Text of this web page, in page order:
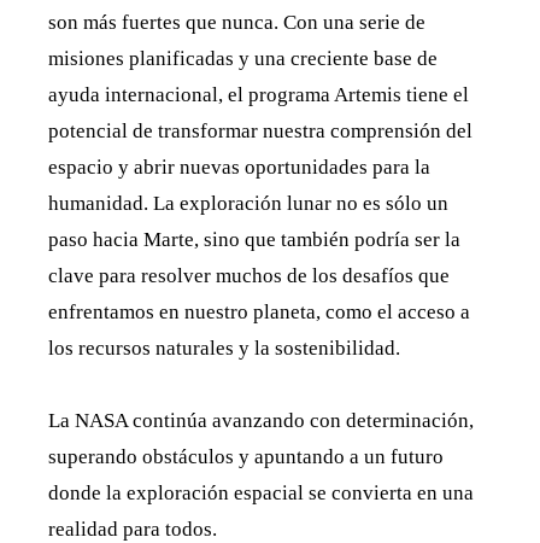
son más fuertes que nunca. Con una serie de
misiones planificadas y una creciente base de
ayuda internacional, el programa Artemis tiene el
potencial de transformar nuestra comprensión del
espacio y abrir nuevas oportunidades para la
humanidad. La exploración lunar no es sólo un
paso hacia Marte, sino que también podría ser la
clave para resolver muchos de los desafíos que
enfrentamos en nuestro planeta, como el acceso a
los recursos naturales y la sostenibilidad.
La NASA continúa avanzando con determinación,
superando obstáculos y apuntando a un futuro
donde la exploración espacial se convierta en una
realidad para todos.